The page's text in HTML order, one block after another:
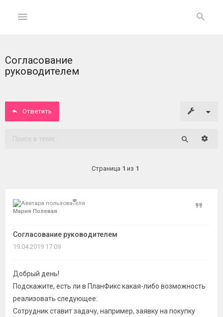
ГЛАВНАЯ
Вход
Согласование
руководителем
Ответить
Страница 1 из 1
Мария Полевая
Согласование руководителем
Цитата
19.04.2019 17:09
Добрый день!
Подскажите, есть ли в ПланФикс какая-либо возможность
реализовать следующее:
Сотрудник ставит задачу, например, заявку на покупку